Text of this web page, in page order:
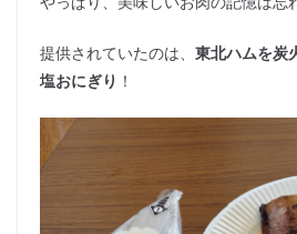
提供されていたのは、 東北ハムを炭
塩おにぎり ！